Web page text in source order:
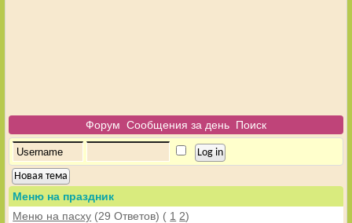
Форум Сообщения за день Поиск
Новая тема
Меню на праздник
Меню на пасху (29 Ответов) ( 1 2)